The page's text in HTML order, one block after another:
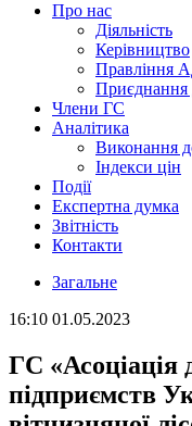
Про нас
Діяльність
Керівництво
Правління
Приєднання
Члени ГС
Аналітика
Виконання
Індекси цін
Події
Експертна думка
Звітність
Контакти
Загальне
16:10 01.05.2023
ГС «Асоціація
підприємств